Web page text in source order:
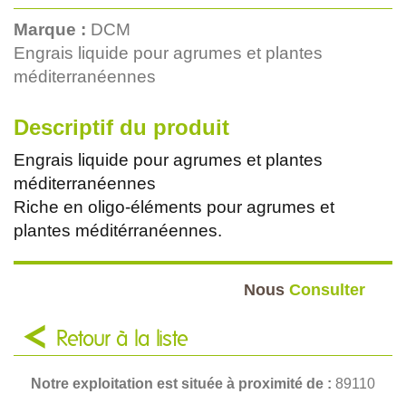
Marque : DCM
Engrais liquide pour agrumes et plantes
méditerranéennes
Descriptif du produit
Engrais liquide pour agrumes et plantes
méditerranéennes
Riche en oligo-éléments pour agrumes et
plantes méditérranéennes.
Nous Consulter
Retour à la liste
Notre exploitation est située à proximité de : 89110